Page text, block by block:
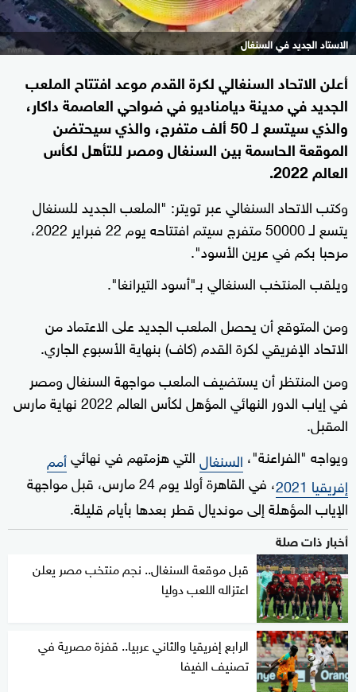
الاستاد الجديد في السنغال
أعلن الاتحاد السنغالي لكرة القدم موعد افتتاح الملعب
الجديد في مدينة ديامناديو في ضواحي العاصمة داكار،
والذي سيتسع لـ 50 ألف متفرج، والذي سيحتضن
الموقعة الحاسمة بين السنغال ومصر للتأهل لكأس
العالم 2022.
وكتب الاتحاد السنغالي عبر تويتر: "الملعب الجديد للسنغال
يتسع لـ 50000 متفرج سيتم افتتاحه يوم 22 فبراير 2022،
مرحبا بكم في عرين الأسود".
ويلقب المنتخب السنغالي بـ"أسود التيرانغا".
ومن المتوقع أن يحصل الملعب الجديد على الاعتماد من
الاتحاد الإفريقي لكرة القدم (كاف) بنهاية الأسبوع الجاري.
ومن المنتظر أن يستضيف الملعب مواجهة السنغال ومصر
في إياب الدور النهائي المؤهل لكأس العالم 2022 نهاية مارس
المقبل.
ويواجه "الفراعنة"، السنغالالتي هزمتهم في نهائيأمم
إفريقيا 2021
، في القاهرة أولا يوم 24 مارس، قبل مواجهة
الإياب المؤهلة إلى مونديال قطر بعدها بأيام قليلة.
أخبار ذات صلة
قبل موقعة السنغال.. نجم منتخب مصر يعلن
اعتزاله اللعب دوليا
الرابع إفريقيا والثاني عربيا.. قفزة مصرية في
تصنيف الفيفا